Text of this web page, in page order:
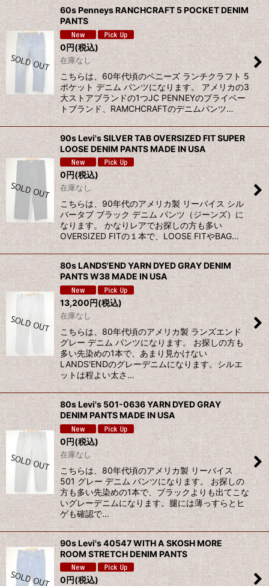
60s Penneys RANCHCRAFT 5 POCKET DENIM
PANTS
0円(税込)
在庫なし
こちらは、60年代頃のペニーズ ランチクラフト 5
ポケット デニム パンツになります。 アメリカの3
大ストアブランドの1つJC PENNEYのプライベー
トブランド、RAMCHCRAFTのデニムパンツ…
90s Levi's SILVER TAB OVERSIZED FIT SUPER
LOOSE DENIM PANTS MADE IN USA
0円(税込)
在庫なし
こちらは、90年代のアメリカ製 リーバイス シル
バータブ ブラック デニム パンツ（ジーンズ）に
なります。 かなりレアでお探しの方も多い
OVERSIZED FITの１本で、LOOSE FITやBAG…
80s LANDS'END YARN DYED GRAY DENIM
PANTS W38 MADE IN USA
13,200円(税込)
在庫なし
こちらは、80年代頃のアメリカ製 ランズエンド
グレー デニム パンツになります。 お探しの方も
多い先染めの1本で、あまり見かけない
LANDS'ENDのグレーデニムになります。シルエ
ットは程よい太さ…
80s Levi's 501-0636 YARN DYED GRAY
DENIM PANTS MADE IN USA
0円(税込)
在庫なし
こちらは、80年代頃のアメリカ製 リーバイス
501 グレー デニム パンツになります。 お探しの
方も多い先染めの1本で、ブラックよりも出てこな
いグレーデニムになります。腿には薄っすらとヒ
ゲも確認で…
90s Levi's 40547 WITH A SKOSH MORE
ROOM STRETCH DENIM PANTS
0円(税込)